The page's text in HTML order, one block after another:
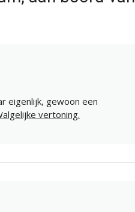
eigenlijk, gewoon een
vertoning.